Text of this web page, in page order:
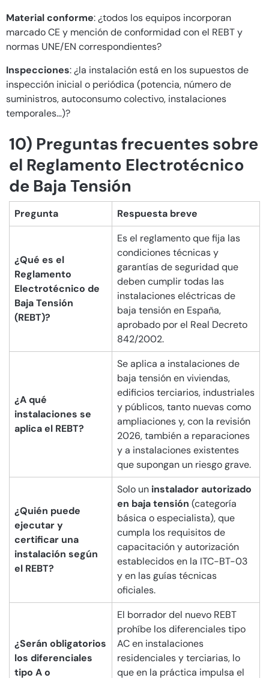
Material conforme: ¿todos los equipos incorporan
marcado CE y mención de conformidad con el REBT y
normas UNE/EN correspondientes?
Inspecciones: ¿la instalación está en los supuestos de
inspección inicial o periódica (potencia, número de
suministros, autoconsumo colectivo, instalaciones
temporales…)?
10) Preguntas frecuentes sobre
el Reglamento Electrotécnico
de Baja Tensión
Pregunta Respuesta breve
¿Qué es el
Reglamento
Electrotécnico de
Baja Tensión
(REBT)?
Es el reglamento que fija las
condiciones técnicas y
garantías de seguridad que
deben cumplir todas las
instalaciones eléctricas de
baja tensión en España,
aprobado por el Real Decreto
842/2002.
¿A qué
instalaciones se
aplica el REBT?
Se aplica a instalaciones de
baja tensión en viviendas,
edificios terciarios, industriales
y públicos, tanto nuevas como
ampliaciones y, con la revisión
2026, también a reparaciones
y a instalaciones existentes
que supongan un riesgo grave.
¿Quién puede
ejecutar y
certificar una
instalación según
el REBT?
Solo un instalador autorizado
en baja tensión (categoría
básica o especialista), que
cumpla los requisitos de
capacitación y autorización
establecidos en la ITC-BT-03
y en las guías técnicas
oficiales.
¿Serán obligatorios
los diferenciales
tipo A o
El borrador del nuevo REBT
prohíbe los diferenciales tipo
AC en instalaciones
residenciales y terciarias, lo
que en la práctica impulsa el